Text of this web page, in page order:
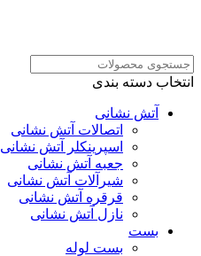
انتخاب دسته بندی
آتش نشانی
اتصالات آتش نشانی
اسپرینکلر آتش نشانی
جعبه آتش نشانی
شیرآلات آتش نشانی
قرقره آتش نشانی
نازل آتش نشانی
بست
بست لوله